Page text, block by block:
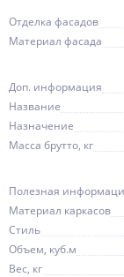
Отделка фасадов
Материал фасада
Доп. информация
Название
Назначение
Масса брутто, кг
Полезная
Материал каркасов
Стиль
Объем, куб.м
Вес, кг